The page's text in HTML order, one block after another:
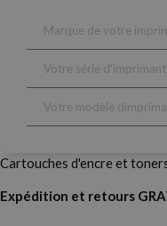
Cartouches d'encre et
Expédition et retours